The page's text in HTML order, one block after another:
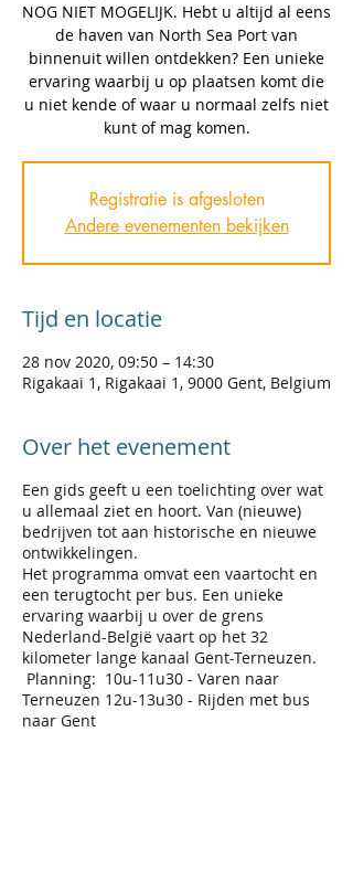
NOG NIET MOGELIJK. Hebt u altijd al eens
de haven van North Sea Port van
binnenuit willen ontdekken? Een unieke
ervaring waarbij u op plaatsen komt die
u niet kende of waar u normaal zelfs niet
kunt of mag komen.
Registratie is afgesloten
Andere evenementen bekijken
Tijd en locatie
28 nov 2020, 09:50 – 14:30
Rigakaai 1, Rigakaai 1, 9000 Gent, Belgium
Over het evenement
Een gids geeft u een toelichting over wat
u allemaal ziet en hoort. Van (nieuwe)
bedrijven tot aan historische en nieuwe
ontwikkelingen.
Het programma omvat een vaartocht en
een terugtocht per bus. Een unieke
ervaring waarbij u over de grens
Nederland-België vaart op het 32
kilometer lange kanaal Gent-Terneuzen.
Planning: 10u-11u30 - Varen naar
Terneuzen 12u-13u30 - Rijden met bus
naar Gent